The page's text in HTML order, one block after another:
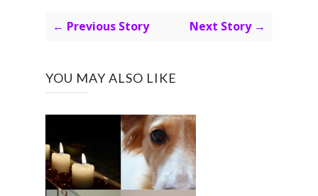
← Previous Story Next Story →
YOU MAY ALSO LIKE